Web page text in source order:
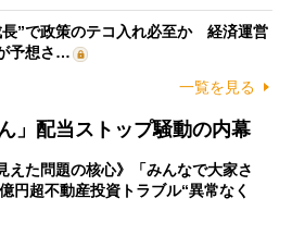
長”で政策のテコ入れ必至か 経済運営
予想さ…
一覧を見る
」配当ストップ騒動の内幕
えた問題の核心》「みんなで大家さ
円超不動産投資トラブル“異常なく